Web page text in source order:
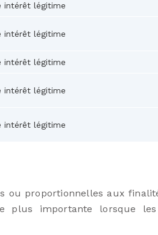
intérêt légitime
intérêt légitime
intérêt légitime
intérêt légitime
intérêt légitime
ou proportionnelles aux
plus importante lorsque